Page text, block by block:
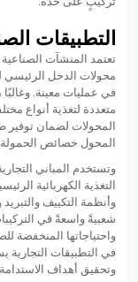
التطبيقات
تعتمد المنشآت
محولات الدخل الرئيسي
في عمليات معينة.
متعددة لتغذية أنواع
المحولات لضمان توفير
المحول خصائص الحمولة
وتستخدم المباني
التغذية الكهربائية
شعبيةً واسعةً في
واحتياجاتها المنخفضة
في التطبيقات التجارية
وتحقيق أهداف